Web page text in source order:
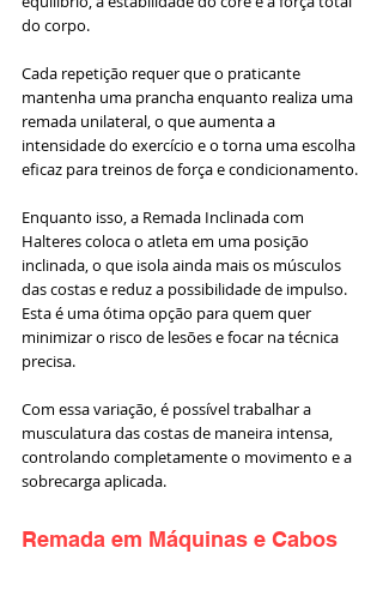
do corpo.
Cada repetição requer que o praticante
mantenha uma prancha enquanto realiza uma
remada unilateral, o que aumenta a
intensidade do exercício e o torna uma escolha
eficaz para treinos de força e condicionamento.
Enquanto isso, a Remada Inclinada com
Halteres coloca o atleta em uma posição
inclinada, o que isola ainda mais os músculos
das costas e reduz a possibilidade de impulso.
Esta é uma ótima opção para quem quer
minimizar o risco de lesões e focar na técnica
precisa.
Com essa variação, é possível trabalhar a
musculatura das costas de maneira intensa,
controlando completamente o movimento e a
sobrecarga aplicada.
Remada em Máquinas e Cabos